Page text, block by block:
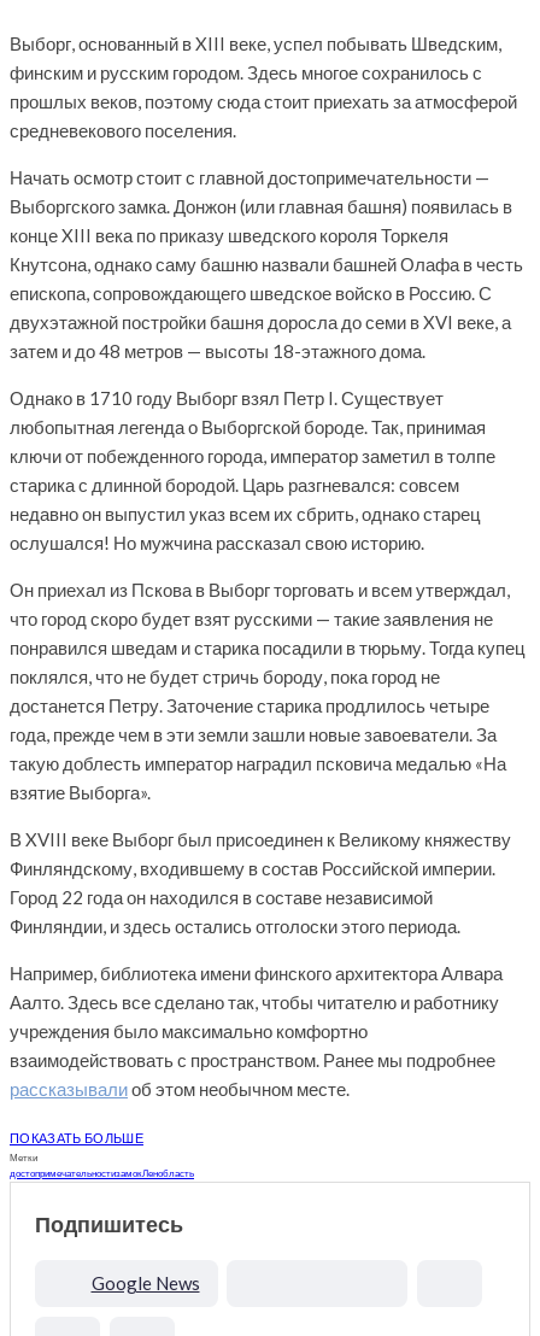
Выборг, основанный в XIII веке, успел побывать Шведским,
финским и русским городом. Здесь многое сохранилось с
прошлых веков, поэтому сюда стоит приехать за атмосферой
средневекового поселения.
Начать осмотр стоит с главной достопримечательности —
Выборгского замка. Донжон (или главная башня) появилась в
конце XIII века по приказу шведского короля Торкеля
Кнутсона, однако саму башню назвали башней Олафа в честь
епископа, сопровождающего шведское войско в Россию. С
двухэтажной постройки башня доросла до семи в XVI веке, а
затем и до 48 метров — высоты 18-этажного дома.
Однако в 1710 году Выборг взял Петр I. Существует
любопытная легенда о Выборгской бороде. Так, принимая
ключи от побежденного города, император заметил в толпе
старика с длинной бородой. Царь разгневался: совсем
недавно он выпустил указ всем их сбрить, однако старец
ослушался! Но мужчина рассказал свою историю.
Он приехал из Пскова в Выборг торговать и всем утверждал,
что город скоро будет взят русскими — такие заявления не
понравился шведам и старика посадили в тюрьму. Тогда купец
поклялся, что не будет стричь бороду, пока город не
достанется Петру. Заточение старика продлилось четыре
года, прежде чем в эти земли зашли новые завоеватели. За
такую доблесть император наградил псковича медалью «На
взятие Выборга».
В XVIII веке Выборг был присоединен к Великому княжеству
Финляндскому, входившему в состав Российской империи.
Город 22 года он находился в составе независимой
Финляндии, и здесь остались отголоски этого периода.
Например, библиотека имени финского архитектора Алвара
Аалто. Здесь все сделано так, чтобы читателю и работнику
учреждения было максимально комфортно
взаимодействовать с пространством. Ранее мы подробнее
рассказывалиоб этом необычном месте.
ПОКАЗАТЬ БОЛЬШЕ
Метки
достопримечательностизамокЛенобласть
Подпишитесь
Google News